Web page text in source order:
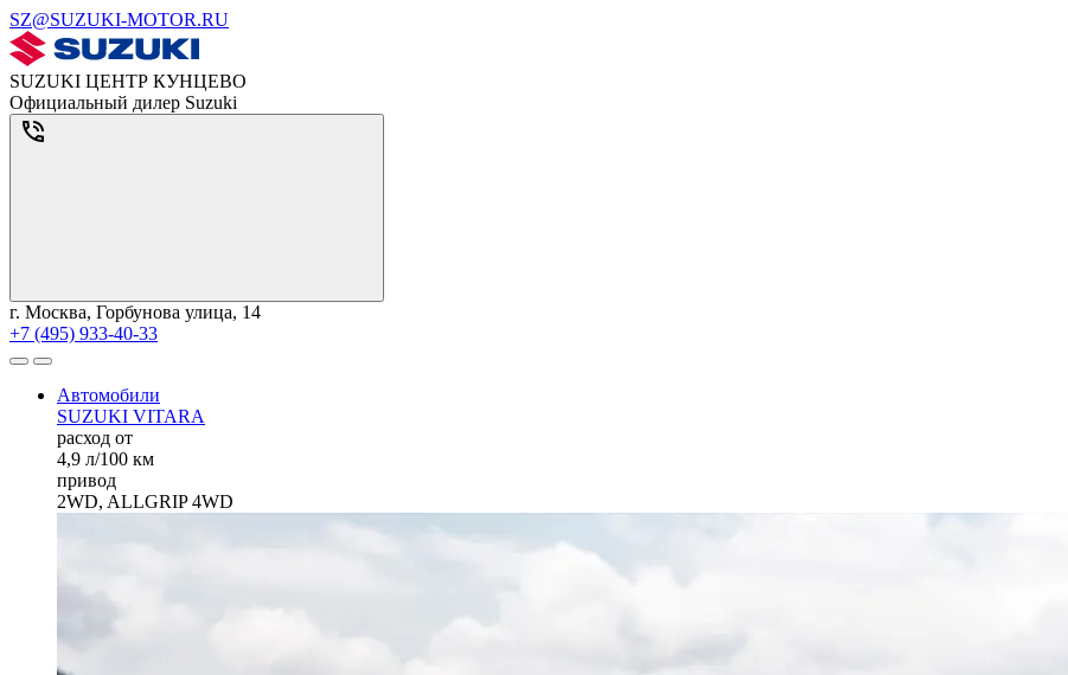
SZ@SUZUKI-MOTOR.RU
SUZUKI ЦЕНТР КУНЦЕВО
Официальный дилер Suzuki
г. Москва, Горбунова улица, 14
+7 (495) 933-40-33
Автомобили
SUZUKI VITARA
расход от
4,9 л/100 км
привод
2WD, ALLGRIP 4WD